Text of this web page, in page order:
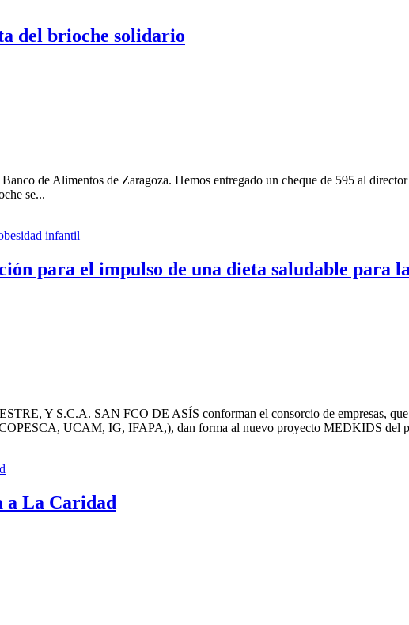
del brioche solidario
de Alimentos de Zaragoza. Hemos entregado un cheque de 595 al
se...
para el impulso de una dieta saludable para
Y S.C.A. SAN FCO DE ASÍS conforman el consorcio de empresas,
UCAM, IG, IFAPA,), dan forma al nuevo proyecto MEDKIDS del
a La Caridad